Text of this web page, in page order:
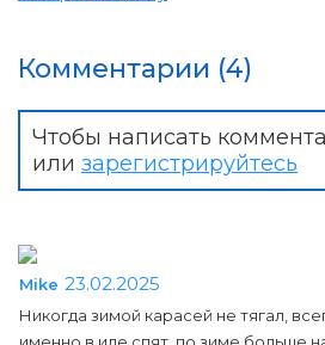
Комментарии (4)
Чтобы написать
или зарегистрируйтесь
Mike 23.02.2025
Никогда зимой карасей не тягал,